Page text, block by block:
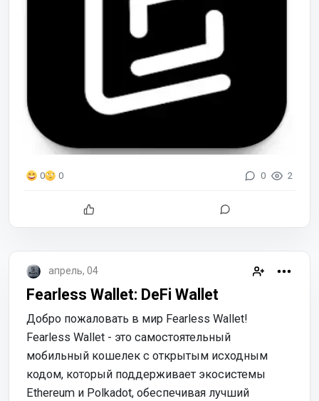
0 0 0 2
апрель, 04
Fearless Wallet: DeFi Wallet
Добро пожаловать в мир Fearless Wallet!
Fearless Wallet - это самостоятельный
мобильный кошелек с открытым исходным
кодом, который поддерживает экосистемы
Ethereum и Polkadot, обеспечивая лучший